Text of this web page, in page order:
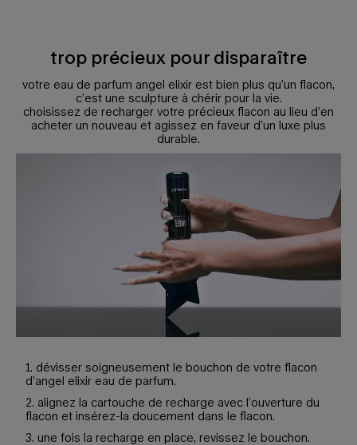
trop précieux pour disparaître
votre eau de parfum angel elixir est bien plus qu’un flacon,
c’est une sculpture à chérir pour la vie.
choisissez de recharger votre précieux flacon au lieu d’en
acheter un nouveau et agissez en faveur d’un luxe plus
durable.
1. dévisser soigneusement le bouchon de votre flacon
d’angel elixir eau de parfum.
2. alignez la cartouche de recharge avec l’ouverture du
flacon et insérez-la doucement dans le flacon.
3. une fois la recharge en place, revissez le bouchon.